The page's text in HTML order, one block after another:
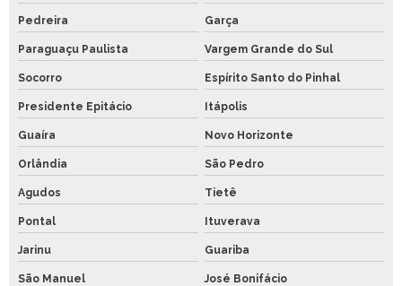
Pedreira Garça
Paraguaçu Paulista Vargem Grande do Sul
Socorro Espírito Santo do Pinhal
Presidente Epitácio Itápolis
Guaíra Novo Horizonte
Orlândia São Pedro
Agudos Tietê
Pontal Ituverava
Jarinu Guariba
São Manuel José Bonifácio